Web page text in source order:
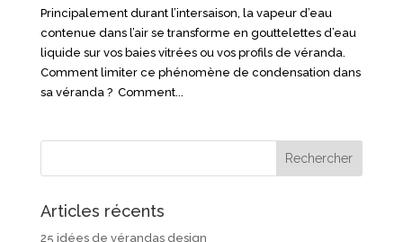
Principalement durant l’intersaison, la vapeur d’eau
contenue dans l’air se transforme en gouttelettes d’eau
liquide sur vos baies vitrées ou vos profils de véranda.
Comment limiter ce phénomène de condensation dans
sa véranda ? Comment...
Articles récents
25 idées de vérandas design